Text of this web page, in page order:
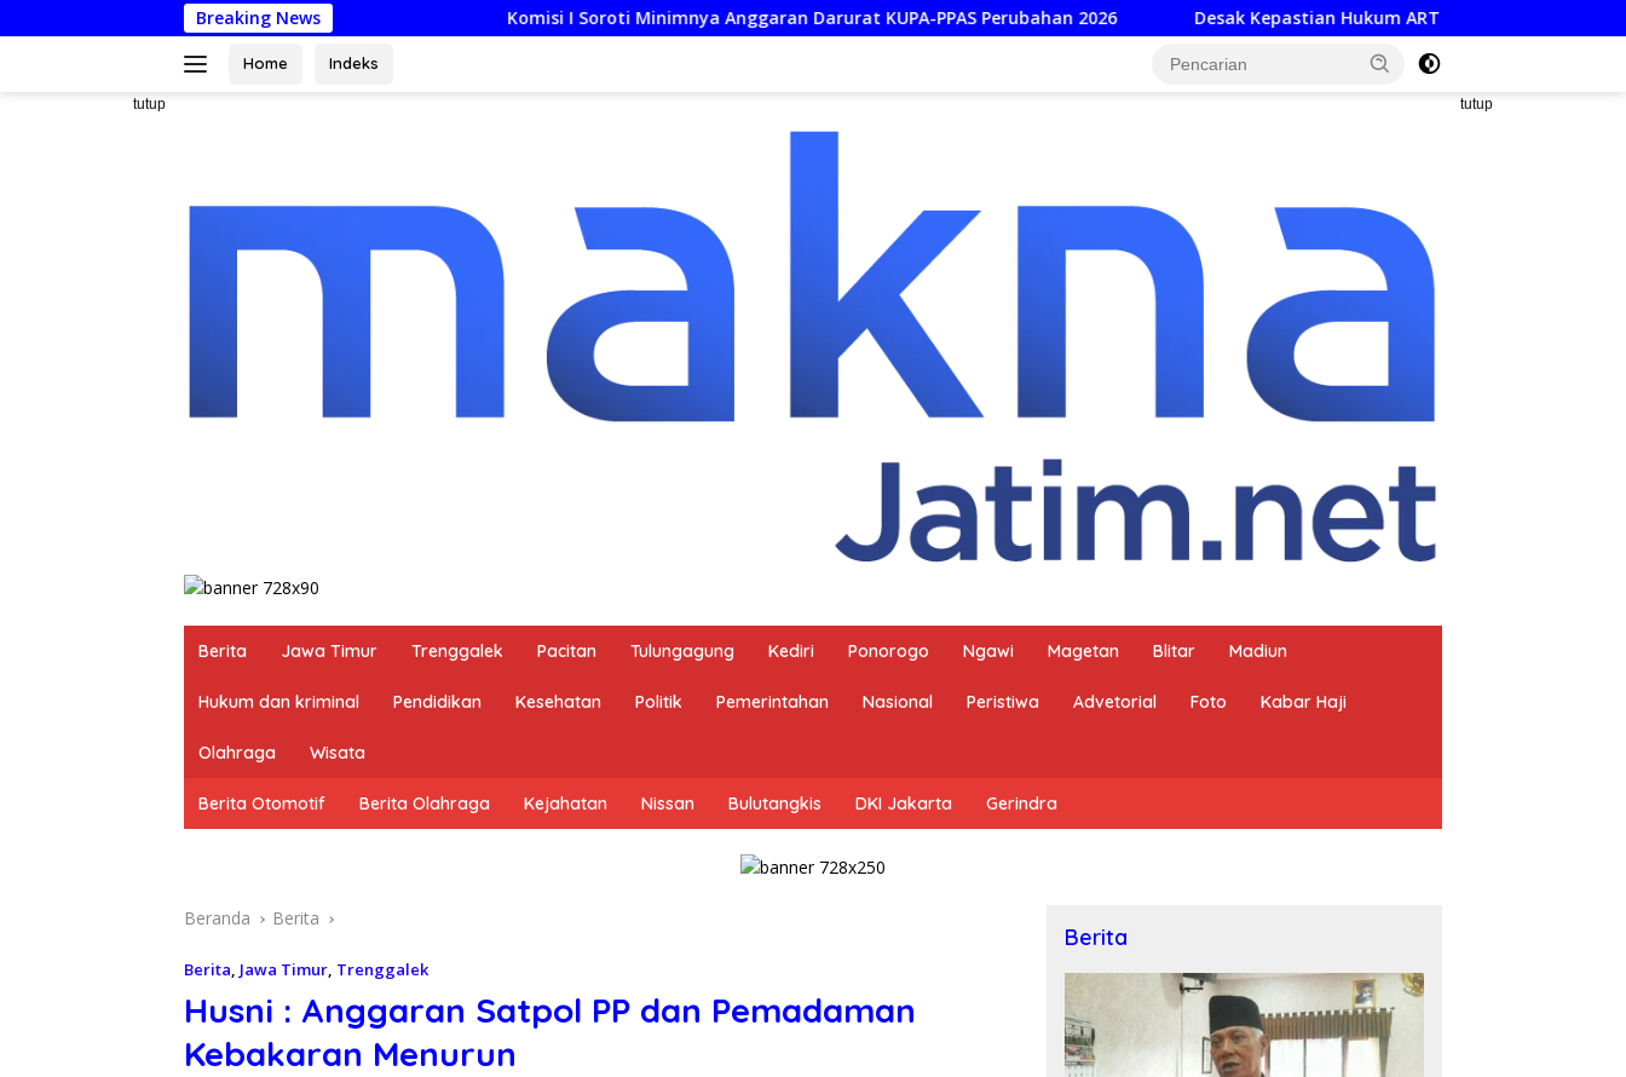
ke
Breaking NewsKomisi I Soroti Minimnya Anggaran Darurat KUPA-PPAS Perubahan 2026 Desak Kepastian Hukum ART Dorong Percepatan Raperda Ekosistem
Home Indeks
tutup tutup
Berita Jawa Timur Trenggalek Pacitan Tulungagung Kediri Ponorogo Ngawi Magetan Blitar Madiun
Hukum dan kriminal Pendidikan Kesehatan Politik Pemerintahan Nasional Peristiwa Advetorial Foto Kabar Haji
Olahraga Wisata
Berita Otomotif Berita Olahraga Kejahatan Nissan Bulutangkis DKI Jakarta Gerindra
Beranda Berita
Berita, Jawa Timur, Trenggalek
Husni : Anggaran Satpol PP dan Pemadaman
Kebakaran Menurun
Berita